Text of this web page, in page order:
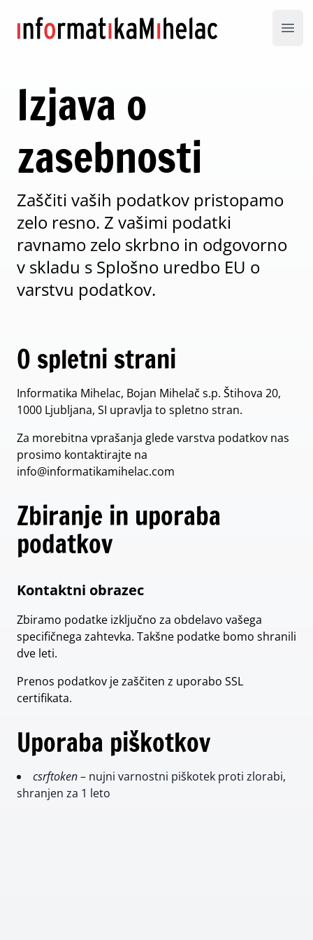
Informatika Mihelac
Izjava o
zasebnosti
Zaščiti vaših podatkov pristopamo
zelo resno. Z vašimi podatki
ravnamo zelo skrbno in odgovorno
v skladu s Splošno uredbo EU o
varstvu podatkov.
O spletni strani
Informatika Mihelac, Bojan Mihelač s.p. Štihova 20,
1000 Ljubljana, SI upravlja to spletno stran.
Za morebitna vprašanja glede varstva podatkov nas
prosimo kontaktirajte na
info@informatikamihelac.com
Zbiranje in uporaba
podatkov
Kontaktni obrazec
Zbiramo podatke izključno za obdelavo vašega
specifičnega zahtevka. Takšne podatke bomo shranili
dve leti.
Prenos podatkov je zaščiten z uporabo SSL
certifikata.
Uporaba piškotkov
csrftoken– nujni varnostni piškotek proti zlorabi,
shranjen za 1 leto